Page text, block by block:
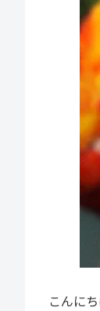
こんに